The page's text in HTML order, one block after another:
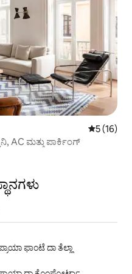
5 ರಲ್ಲಿ 5
5 (16)
AC ಮತ್ತು ಪಾರ್ಕಿಂಗ್
ಫಾಂಟೆ ದಾ ತೆಲ್ಹಾ